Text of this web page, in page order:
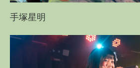
手塚星明